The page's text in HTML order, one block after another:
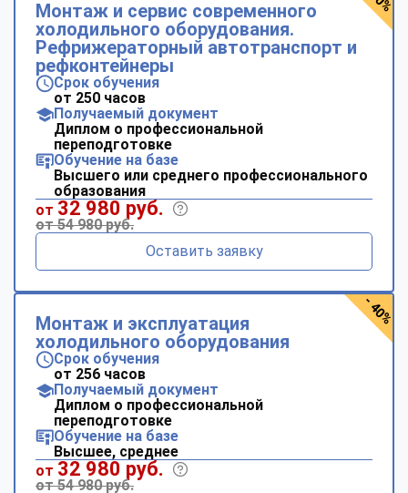
Монтаж и сервис современного
холодильного оборудования.
Рефрижераторный автотранспорт и
рефконтейнеры
Срок обучения
от 250 часов
Получаемый документ
Диплом о профессиональной
переподготовке
Обучение на базе
Высшего или среднего профессионального
образования
от 32 980 руб.
от 54 980 руб.
Оставить заявку
Монтаж и эксплуатация
холодильного оборудования
Срок обучения
от 256 часов
Получаемый документ
Диплом о профессиональной
переподготовке
Обучение на базе
Высшее, среднее
от 32 980 руб.
от 54 980 руб.
- 40%